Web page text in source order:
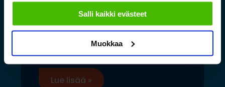
sallimiisi evästeisiin.
Salli kaikki evästeet
Muokkaa
Saamelaismuseon ja
luontokeskuksen esineistölle
sopivat ilmastoidut ja
kestävät säilytysratkaisut
Lue lisää »